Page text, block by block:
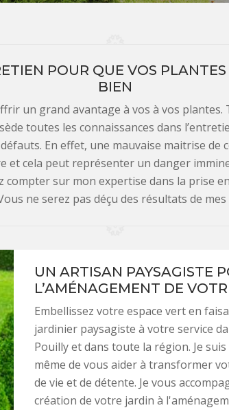
POUR QUE VOS
BIEN
un grand avantage à vos à vos plantes.
toutes les connaissances dans
En effet, une mauvaise maitrise de
et cela peut représenter un danger
compter sur mon expertise dans la prise
ne serez pas déçu des résultats de
UN ARTISAN PAYSAGISTE
L’AMÉNAGEMENT DE
Embellissez votre espace vert en
jardinier paysagiste à votre service
Pouilly et dans toute la région. Je
même de vous aider à transformer
de vie et de détente. Je vous
création de votre jardin à